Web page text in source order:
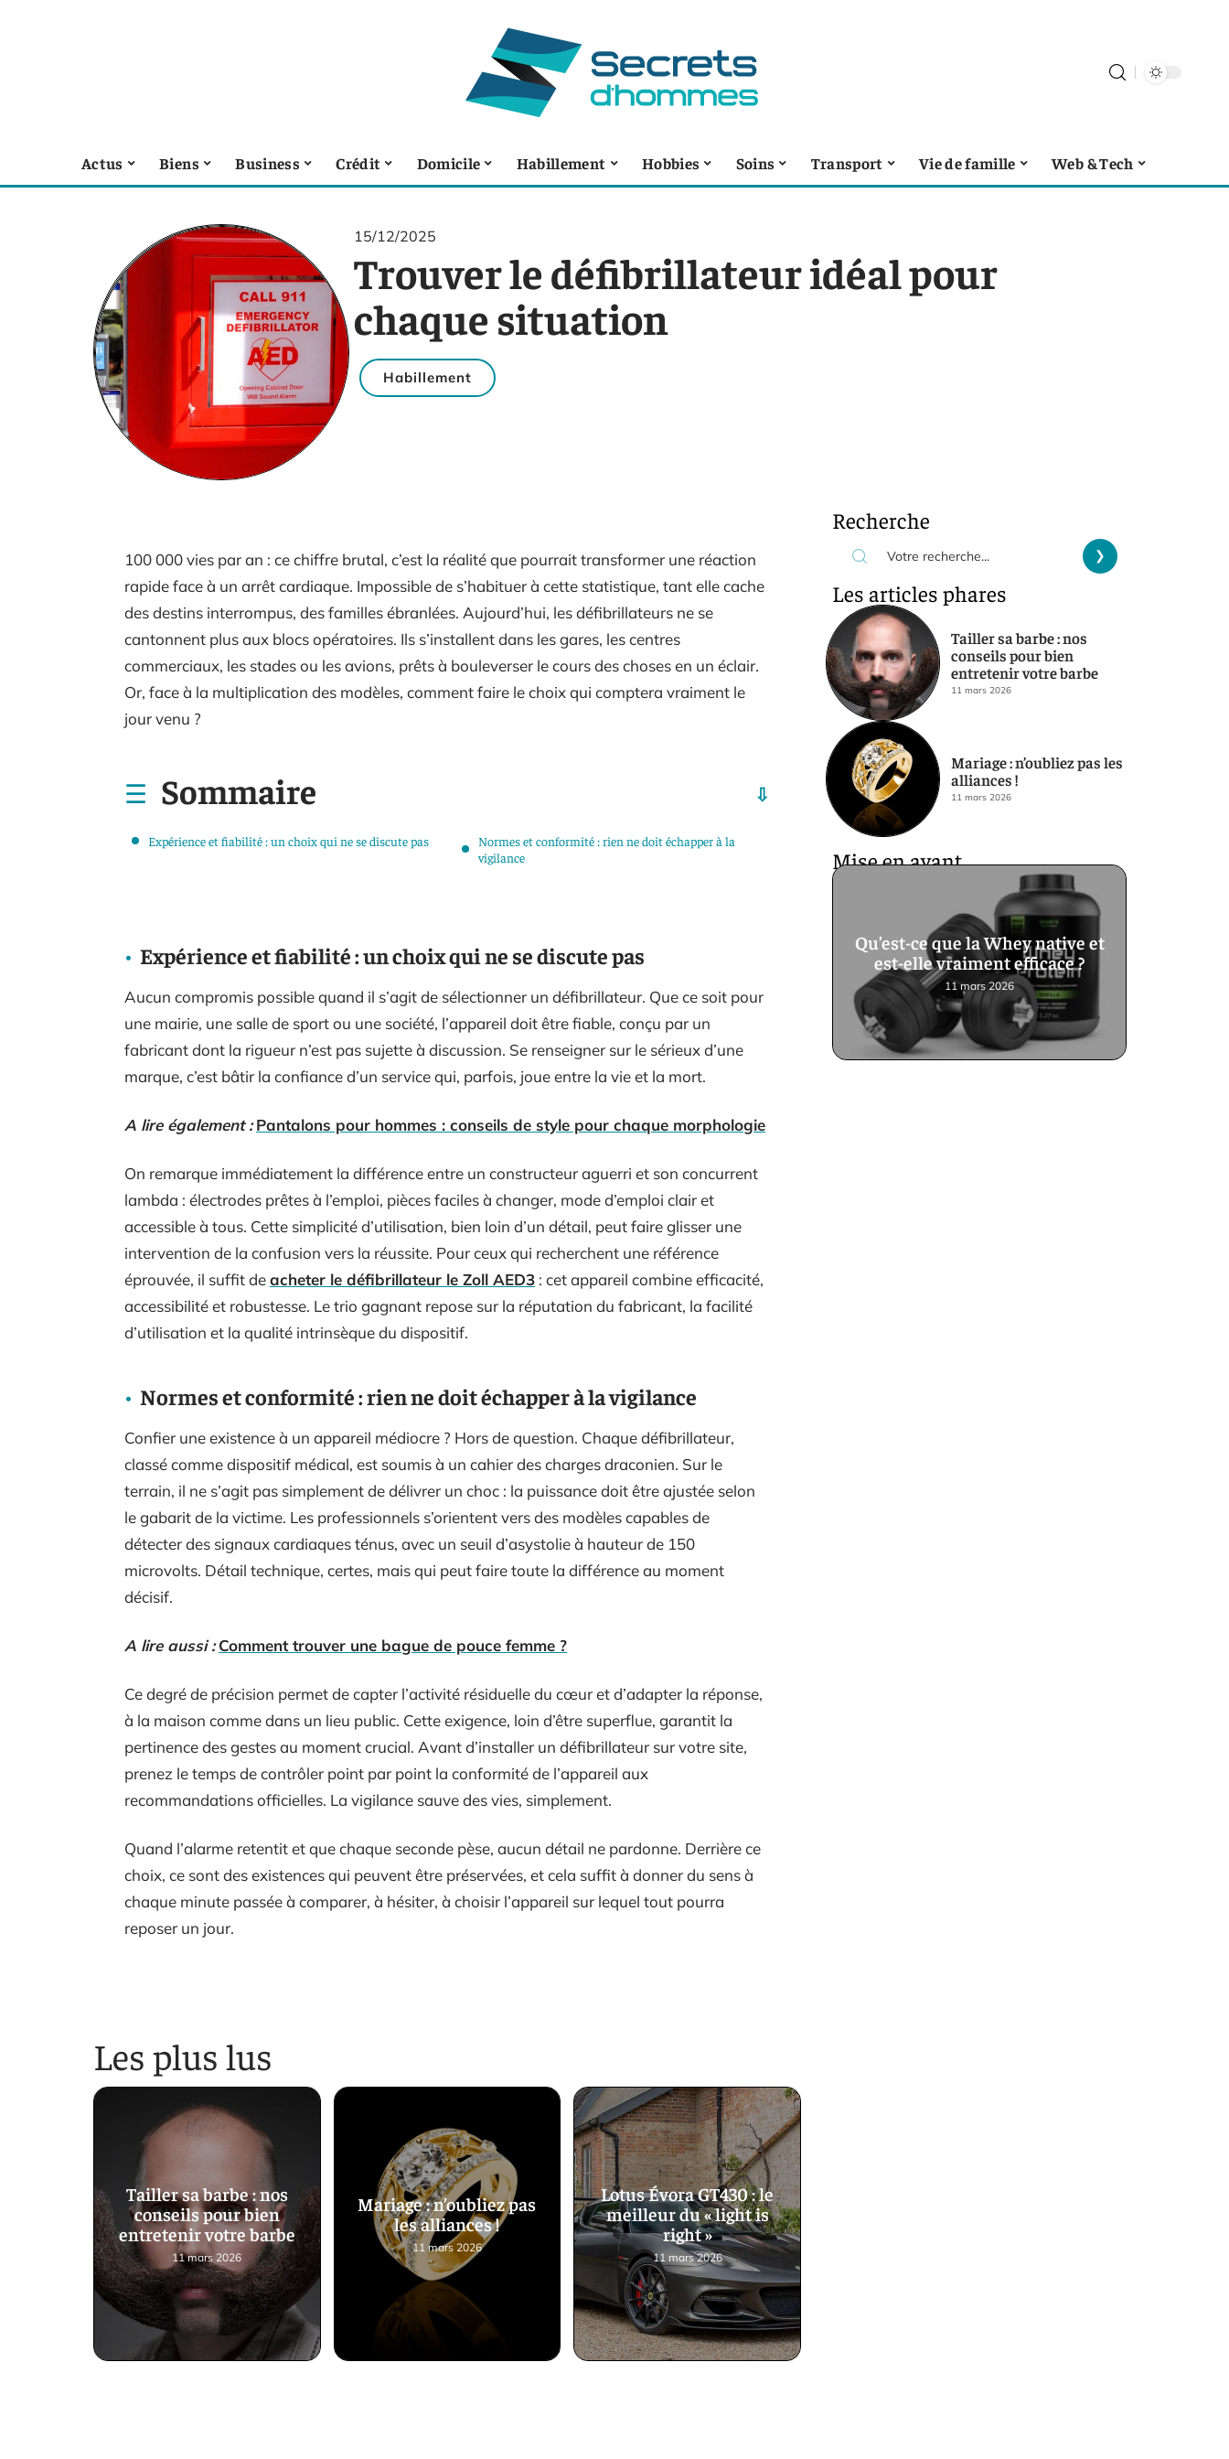
Actus Biens Business Crédit Domicile Habillement Hobbies Soins Transport Vie de famille Web & Tech
15/12/2025
Trouver le défibrillateur idéal pour
chaque situation
Habillement
100 000 vies par an : ce chiffre brutal, c’est la réalité que pourrait transformer une réaction
rapide face à un arrêt cardiaque. Impossible de s’habituer à cette statistique, tant elle cache
des destins interrompus, des familles ébranlées. Aujourd’hui, les défibrillateurs ne se
cantonnent plus aux blocs opératoires. Ils s’installent dans les gares, les centres
commerciaux, les stades ou les avions, prêts à bouleverser le cours des choses en un éclair.
Or, face à la multiplication des modèles, comment faire le choix qui comptera vraiment le
jour venu ?
Sommaire
Expérience et fiabilité : un choix qui ne se discute pas
Normes et conformité : rien ne doit échapper à la
vigilance
Expérience et fiabilité : un choix qui ne se discute pas
Aucun compromis possible quand il s’agit de sélectionner un défibrillateur. Que ce soit pour
une mairie, une salle de sport ou une société, l’appareil doit être fiable, conçu par un
fabricant dont la rigueur n’est pas sujette à discussion. Se renseigner sur le sérieux d’une
marque, c’est bâtir la confiance d’un service qui, parfois, joue entre la vie et la mort.
A lire également : Pantalons pour hommes : conseils de style pour chaque morphologie
On remarque immédiatement la différence entre un constructeur aguerri et son concurrent
lambda : électrodes prêtes à l’emploi, pièces faciles à changer, mode d’emploi clair et
accessible à tous. Cette simplicité d’utilisation, bien loin d’un détail, peut faire glisser une
intervention de la confusion vers la réussite. Pour ceux qui recherchent une référence
éprouvée, il suffit deacheter le défibrillateur le Zoll AED3 : cet appareil combine efficacité,
accessibilité et robustesse. Le trio gagnant repose sur la réputation du fabricant, la facilité
d’utilisation et la qualité intrinsèque du dispositif.
Normes et conformité : rien ne doit échapper à la vigilance
Confier une existence à un appareil médiocre ? Hors de question. Chaque défibrillateur,
classé comme dispositif médical, est soumis à un cahier des charges draconien. Sur le
terrain, il ne s’agit pas simplement de délivrer un choc : la puissance doit être ajustée selon
le gabarit de la victime. Les professionnels s’orientent vers des modèles capables de
détecter des signaux cardiaques ténus, avec un seuil d’asystolie à hauteur de 150
microvolts. Détail technique, certes, mais qui peut faire toute la différence au moment
décisif.
A lire aussi : Comment trouver une bague de pouce femme ?
Ce degré de précision permet de capter l’activité résiduelle du cœur et d’adapter la réponse,
à la maison comme dans un lieu public. Cette exigence, loin d’être superflue, garantit la
pertinence des gestes au moment crucial. Avant d’installer un défibrillateur sur votre site,
prenez le temps de contrôler point par point la conformité de l’appareil aux
recommandations officielles. La vigilance sauve des vies, simplement.
Quand l’alarme retentit et que chaque seconde pèse, aucun détail ne pardonne. Derrière ce
choix, ce sont des existences qui peuvent être préservées, et cela suffit à donner du sens à
chaque minute passée à comparer, à hésiter, à choisir l’appareil sur lequel tout pourra
reposer un jour.
Les plus lus
Tailler sa barbe : nos
conseils pour bien
entretenir votre barbe
11 mars 2026
Mariage : n’oubliez pas
les alliances !
11 mars 2026
Lotus Évora GT430 : le
meilleur du « light is
right »
11 mars 2026
Recherche
Les articles phares
Tailler sa barbe : nos
conseils pour bien
entretenir votre barbe
11 mars 2026
Mariage : n’oubliez pas les
alliances !
11 mars 2026
Mise en avant
Qu’est-ce que la Whey native et
est-elle vraiment efficace ?
11 mars 2026